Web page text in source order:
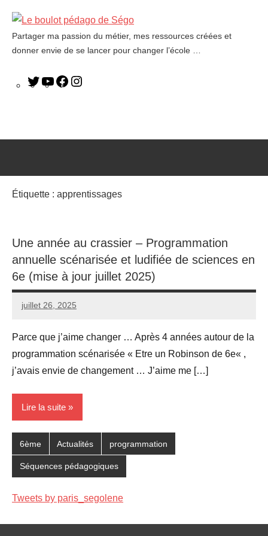
Le
boulot
Partager ma passion du métier, mes ressources créées et
donner envie de se lancer pour changer l’école …
Étiquette : apprentissages
Une année au crassier – Programmation
annuelle scénarisée et ludifiée de sciences en
6e (mise à jour juillet 2025)
juillet 26, 2025
Seg0_La_Vraie
4
Parce que j’aime changer … Après 4 années autour de la
programmation scénarisée « Etre un Robinson de 6e« ,
j’avais envie de changement … J’aime me […]
Lire la suite
6ème Actualités programmation
Séquences pédagogiques
Tweets by paris_segolene